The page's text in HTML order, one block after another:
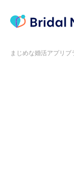
まじめな婚活アプリブ